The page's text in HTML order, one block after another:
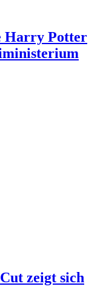
Harry Potter
zeigt sich